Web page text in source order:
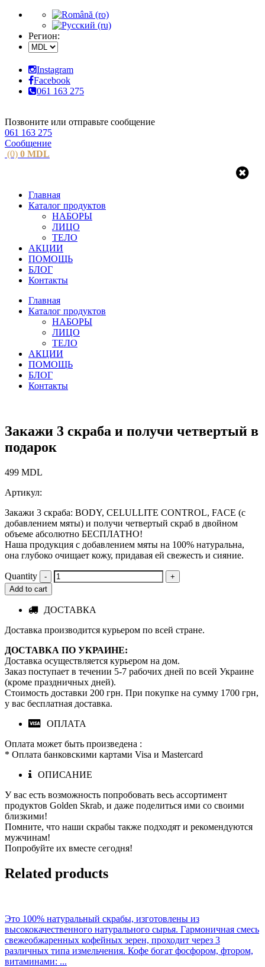
Регион:
Instagram
Facebook
061 163 275
Позвоните или отправьте сообщение
061 163 275
Сообщение
(0) 0 MDL
Главная
Каталог продуктов
НАБОРЫ
ЛИЦО
ТЕЛО
АКЦИИ
ПОМОЩЬ
БЛОГ
Контакты
Главная
Каталог продуктов
НАБОРЫ
ЛИЦО
ТЕЛО
АКЦИИ
ПОМОЩЬ
БЛОГ
Контакты
Закажи 3 скраба и получи четвертый в
подарок
499 MDL
Артикул:
Закажи 3 скраба: BODY, CELULLITE CONTROL, FACE (с
добавлением мяты) и получи четвертый скраб в двойном
объеме абсолютно БЕСПЛАТНО!
Наша продукция с добавлением мяты на 100% натуральна,
она глубоко очищает кожу, придавая ей свежесть и сияние.
Quantity
Add to cart
ДОСТАВКА
Доставка производится курьером по всей стране.
ДОСТАВКА ПО УКРАИНЕ:
Доставка осуществляется курьером на дом.
Заказ поступает в течении 5-7 рабочих дней по всей Украине
(кроме праздничных дней).
Стоимость доставки 200 грн. При покупке на сумму 1700 грн,
у вас бесплатная доставка.
ОПЛАТА
Оплата может быть произведена :
* Оплата банковскими картами Visa и Mastercard
ОПИСАНИЕ
У вас есть возможность попробовать весь ассортимент
продуктов Golden Skrab, и даже поделиться ими со своими
близкими!
Помните, что наши скрабы также подходят и рекомендуются
мужчинам!
Попробуйте их вместе сегодня!
Related products
Это 100% натуральный скрабы, изготовлены из
высококачественного натурального сырья. Гармоничная смесь
свежеобжаренных кофейных зерен, проходит через 3
различных типа измельчения. Кофе богат фосфором, фтором,
витаминами: ...